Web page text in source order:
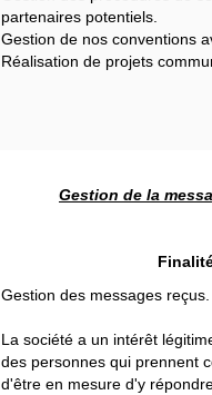
partenaires potentiels.
Gestion de nos conventions
Réalisation de projets
Gestion de la
Gestion des messages reçus.
La société a un intérêt
des personnes qui prennent
d'être en mesure d'y